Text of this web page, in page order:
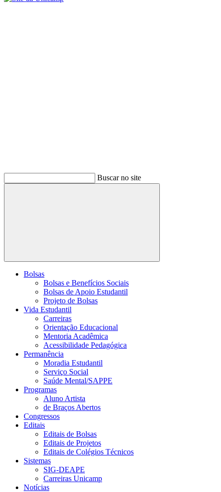
Buscar no site
Buscar
Bolsas
Bolsas e Benefícios Sociais
Bolsas de Apoio Estudantil
Projeto de Bolsas
Vida Estudantil
Carreiras
Orientação Educacional
Mentoria Acadêmica
Acessibilidade Pedagógica
Permanência
Moradia Estudantil
Serviço Social
Saúde Mental/SAPPE
Programas
Aluno Artista
de Braços Abertos
Congressos
Editais
Editais de Bolsas
Editais de Projetos
Editais de Colégios Técnicos
Sistemas
SIG-DEAPE
Carreiras Unicamp
Notícias